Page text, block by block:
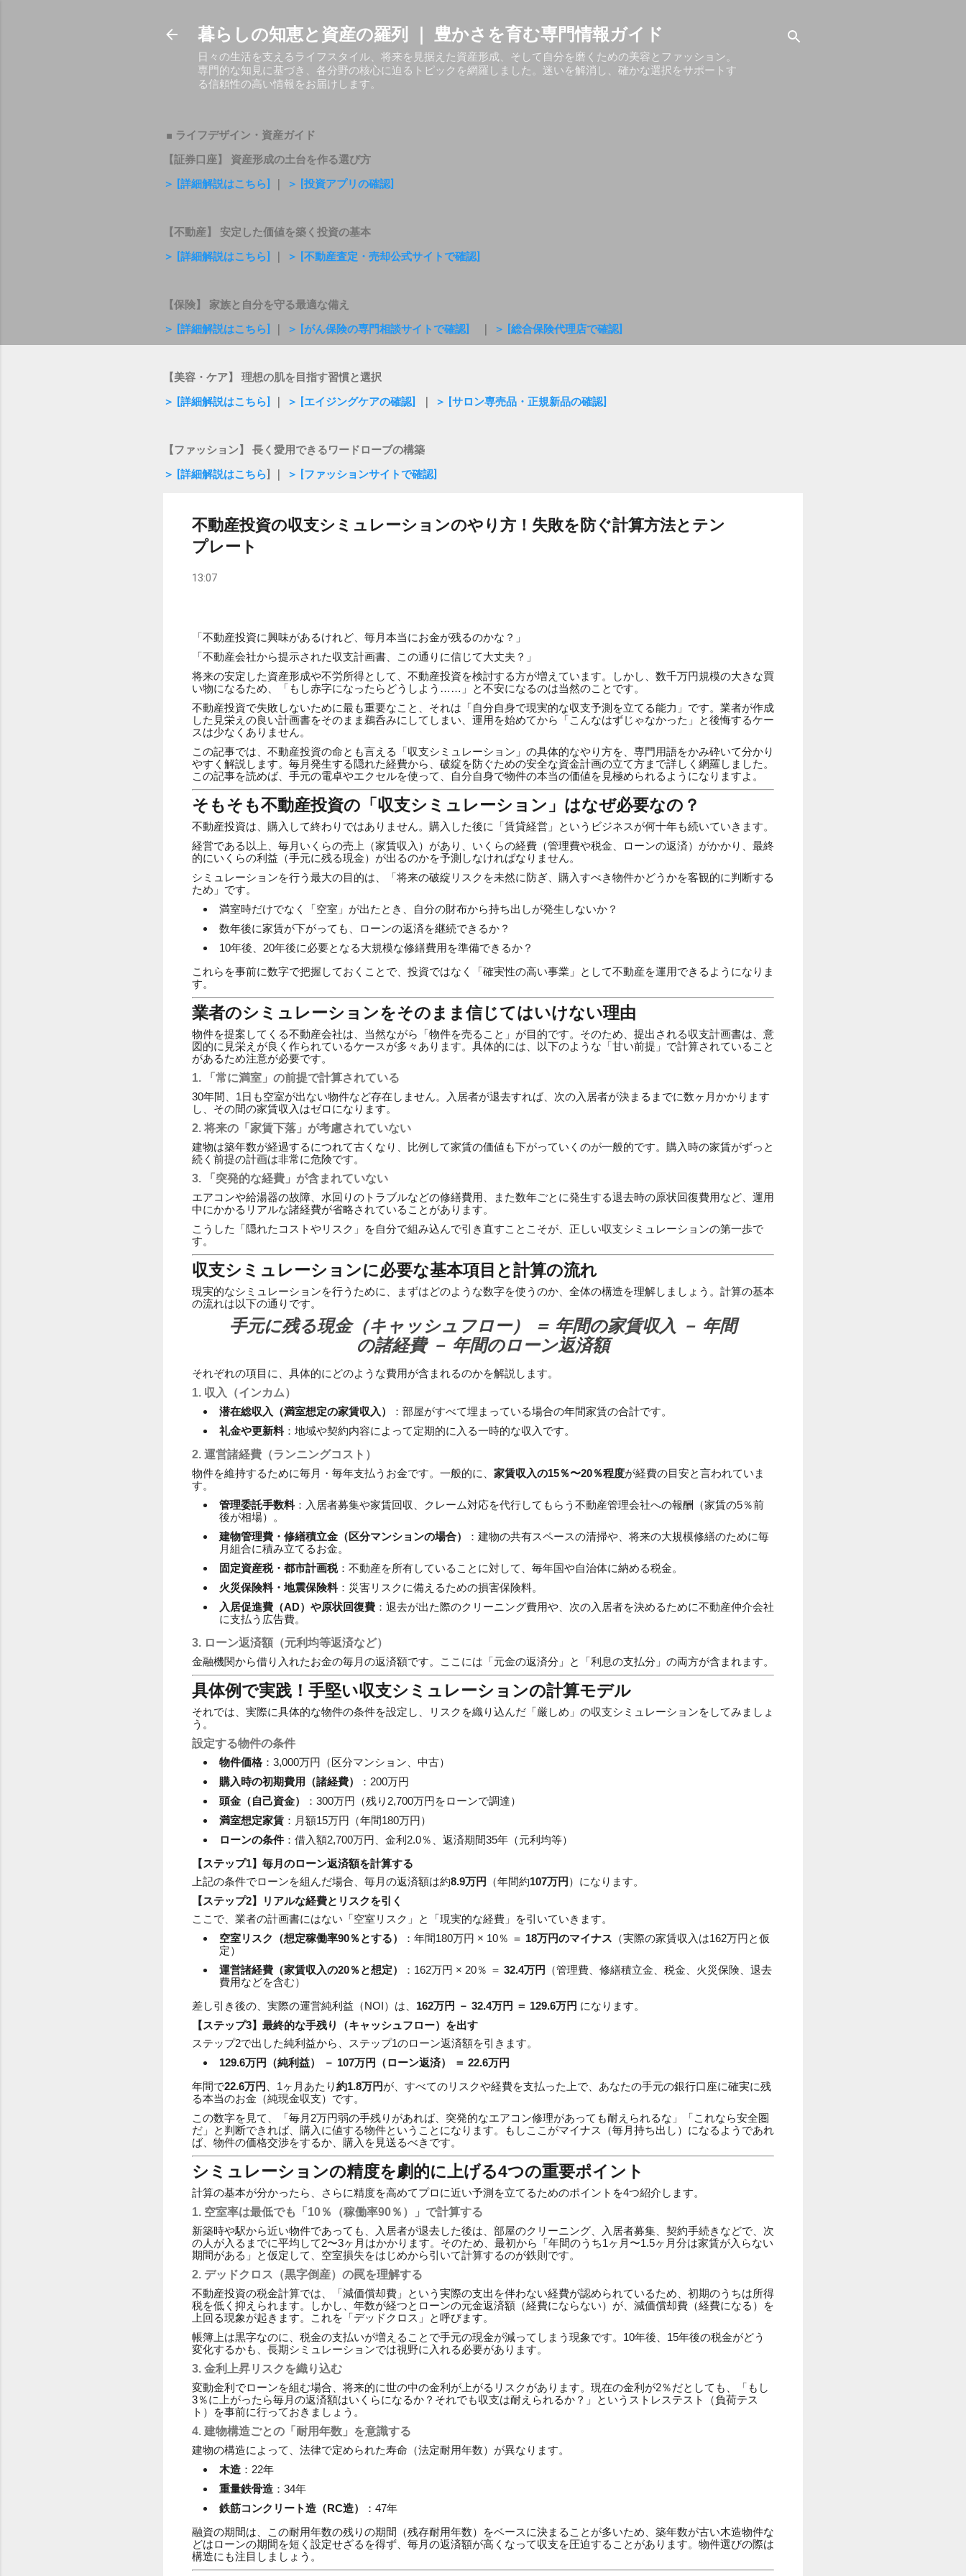
暮らしの知恵と資産の羅列 ｜ 豊かさを育む専門情報ガイド
日々の生活を支えるライフスタイル、将来を見据えた資産形成、そして自分を磨くための美容とファッション。
専門的な知見に基づき、各分野の核心に迫るトピックを網羅しました。迷いを解消し、確かな選択をサポートす
る信頼性の高い情報をお届けします。
■ ライフデザイン・資産ガイド
【証券口座】 資産形成の土台を作る選び方
＞ [詳細解説はこちら]
＞ [投資アプリの確認]
【不動産】 安定した価値を築く投資の基本
＞ [詳細解説はこちら]
＞ [不動産査定・売却公式サイトで確認]
【保険】 家族と自分を守る最適な備え
＞ [詳細解説はこちら]
＞ [がん保険の専門相談サイトで確認] ＞ [総合保険代理店で確認]
【美容・ケア】 理想の肌を目指す習慣と選択
＞ [詳細解説はこちら]
＞ [エイジングケアの確認] ＞ [サロン専売品・正規新品の確認]
【ファッション】 長く愛用できるワードローブの構築
＞ [詳細解説はこちら] ｜ ＞ [ファッションサイトで確認]
不動産投資の収支シミュレーションのやり方！失敗を防ぐ計算方法とテン
プレート
13:07
「不動産投資に興味があるけれど、毎月本当にお金が残るのかな？」
「不動産会社から提示された収支計画書、この通りに信じて大丈夫？」
将来の安定した資産形成や不労所得として、不動産投資を検討する方が増えています。しかし、数千万円規模の大きな買
い物になるため、「もし赤字になったらどうしよう……」と不安になるのは当然のことです。
不動産投資で失敗しないために最も重要なこと、それは「自分自身で現実的な収支予測を立てる能力」です。業者が作成
した見栄えの良い計画書をそのまま鵜呑みにしてしまい、運用を始めてから「こんなはずじゃなかった」と後悔するケー
スは少なくありません。
この記事では、不動産投資の命とも言える「収支シミュレーション」の具体的なやり方を、専門用語をかみ砕いて分かり
やすく解説します。毎月発生する隠れた経費から、破綻を防ぐための安全な資金計画の立て方まで詳しく網羅しました。
この記事を読めば、手元の電卓やエクセルを使って、自分自身で物件の本当の価値を見極められるようになりますよ。
そもそも不動産投資の「収支シミュレーション」はなぜ必要なの？
不動産投資は、購入して終わりではありません。購入した後に「賃貸経営」というビジネスが何十年も続いていきます。
経営である以上、毎月いくらの売上（家賃収入）があり、いくらの経費（管理費や税金、ローンの返済）がかかり、最終
的にいくらの利益（手元に残る現金）が出るのかを予測しなければなりません。
シミュレーションを行う最大の目的は、「将来の破綻リスクを未然に防ぎ、購入すべき物件かどうかを客観的に判断する
ため」です。
満室時だけでなく「空室」が出たとき、自分の財布から持ち出しが発生しないか？
数年後に家賃が下がっても、ローンの返済を継続できるか？
10年後、20年後に必要となる大規模な修繕費用を準備できるか？
これらを事前に数字で把握しておくことで、投資ではなく「確実性の高い事業」として不動産を運用できるようになりま
す。
業者のシミュレーションをそのまま信じてはいけない理由
物件を提案してくる不動産会社は、当然ながら「物件を売ること」が目的です。そのため、提出される収支計画書は、意
図的に見栄えが良く作られているケースが多々あります。具体的には、以下のような「甘い前提」で計算されていること
があるため注意が必要です。
1. 「常に満室」の前提で計算されている
30年間、1日も空室が出ない物件など存在しません。入居者が退去すれば、次の入居者が決まるまでに数ヶ月かかります
し、その間の家賃収入はゼロになります。
2. 将来の「家賃下落」が考慮されていない
建物は築年数が経過するにつれて古くなり、比例して家賃の価値も下がっていくのが一般的です。購入時の家賃がずっと
続く前提の計画は非常に危険です。
3. 「突発的な経費」が含まれていない
エアコンや給湯器の故障、水回りのトラブルなどの修繕費用、また数年ごとに発生する退去時の原状回復費用など、運用
中にかかるリアルな諸経費が省略されていることがあります。
こうした「隠れたコストやリスク」を自分で組み込んで引き直すことこそが、正しい収支シミュレーションの第一歩で
す。
収支シミュレーションに必要な基本項目と計算の流れ
現実的なシミュレーションを行うために、まずはどのような数字を使うのか、全体の構造を理解しましょう。計算の基本
の流れは以下の通りです。
手元に残る現金（キャッシュフロー） ＝ 年間の家賃収入 － 年間
の諸経費 － 年間のローン返済額
それぞれの項目に、具体的にどのような費用が含まれるのかを解説します。
1. 収入（インカム）
潜在総収入（満室想定の家賃収入）
：部屋がすべて埋まっている場合の年間家賃の合計です。
礼金や更新料：地域や契約内容によって定期的に入る一時的な収入です。
2. 運営諸経費（ランニングコスト）
物件を維持するために毎月・毎年支払うお金です。一般的に、 家賃収入の15％〜20％程度が経費の目安と言われていま
す。
管理委託手数料：入居者募集や家賃回収、クレーム対応を代行してもらう不動産管理会社への報酬（家賃の5％前
後が相場）。
建物管理費・修繕積立金（区分マンションの場合）
：建物の共有スペースの清掃や、将来の大規模修繕のために毎
月組合に積み立てるお金。
固定資産税・都市計画税：不動産を所有していることに対して、毎年国や自治体に納める税金。
火災保険料・地震保険料：災害リスクに備えるための損害保険料。
入居促進費（AD）や原状回復費 ：退去が出た際のクリーニング費用や、次の入居者を決めるために不動産仲介会社
に支払う広告費。
3. ローン返済額（元利均等返済など）
金融機関から借り入れたお金の毎月の返済額です。ここには「元金の返済分」と「利息の支払分」の両方が含まれます。
具体例で実践！手堅い収支シミュレーションの計算モデル
それでは、実際に具体的な物件の条件を設定し、リスクを織り込んだ「厳しめ」の収支シミュレーションをしてみましょ
う。
設定する物件の条件
物件価格：3,000万円（区分マンション、中古）
購入時の初期費用（諸経費）
：200万円
頭金（自己資金）
：300万円（残り2,700万円をローンで調達）
満室想定家賃 ：月額15万円（年間180万円）
ローンの条件：借入額2,700万円、金利2.0％、返済期間35年（元利均等）
【ステップ1】毎月のローン返済額を計算する
上記の条件でローンを組んだ場合、毎月の返済額は約8.9万円 （年間約107万円 ）になります。
【ステップ2】リアルな経費とリスクを引く
ここで、業者の計画書にはない「空室リスク」と「現実的な経費」を引いていきます。
空室リスク（想定稼働率90％とする）
：年間180万円 × 10％ ＝ 18万円のマイナス （実際の家賃収入は162万円と仮
定）
運営諸経費（家賃収入の20％と想定）
：162万円 × 20％ ＝ 32.4万円
（管理費、修繕積立金、税金、火災保険、退去
費用などを含む）
差し引き後の、実際の運営純利益（NOI）は、 162万円 － 32.4万円 ＝ 129.6万円 になります。
【ステップ3】最終的な手残り（キャッシュフロー）を出す
ステップ2で出した純利益から、ステップ1のローン返済額を引きます。
129.6万円（純利益） － 107万円（ローン返済） ＝ 22.6万円
年間で22.6万円 、1ヶ月あたり約1.8万円が、すべてのリスクや経費を支払った上で、あなたの手元の銀行口座に確実に残
る本当のお金（純現金収支）です。
この数字を見て、「毎月2万円弱の手残りがあれば、突発的なエアコン修理があっても耐えられるな」「これなら安全圏
だ」と判断できれば、購入に値する物件ということになります。もしここがマイナス（毎月持ち出し）になるようであれ
ば、物件の価格交渉をするか、購入を見送るべきです。
シミュレーションの精度を劇的に上げる4つの重要ポイント
計算の基本が分かったら、さらに精度を高めてプロに近い予測を立てるためのポイントを4つ紹介します。
1. 空室率は最低でも「10％（稼働率90％）」で計算する
新築時や駅から近い物件であっても、入居者が退去した後は、部屋のクリーニング、入居者募集、契約手続きなどで、次
の人が入るまでに平均して2〜3ヶ月はかかります。そのため、最初から「年間のうち1ヶ月〜1.5ヶ月分は家賃が入らない
期間がある」と仮定して、空室損失をはじめから引いて計算するのが鉄則です。
2. デッドクロス（黒字倒産）の罠を理解する
不動産投資の税金計算では、「減価償却費」という実際の支出を伴わない経費が認められているため、初期のうちは所得
税を低く抑えられます。しかし、年数が経つとローンの元金返済額（経費にならない）が、減価償却費（経費になる）を
上回る現象が起きます。これを「デッドクロス」と呼びます。
帳簿上は黒字なのに、税金の支払いが増えることで手元の現金が減ってしまう現象です。10年後、15年後の税金がどう
変化するかも、長期シミュレーションでは視野に入れる必要があります。
3. 金利上昇リスクを織り込む
変動金利でローンを組む場合、将来的に世の中の金利が上がるリスクがあります。現在の金利が2％だとしても、「もし
3％に上がったら毎月の返済額はいくらになるか？それでも収支は耐えられるか？」というストレステスト（負荷テス
ト）を事前に行っておきましょう。
4. 建物構造ごとの「耐用年数」を意識する
建物の構造によって、法律で定められた寿命（法定耐用年数）が異なります。
木造 ：22年
重量鉄骨造 ：34年
鉄筋コンクリート造（RC造）
：47年
融資の期間は、この耐用年数の残りの期間（残存耐用年数）をベースに決まることが多いため、築年数が古い木造物件な
どはローンの期間を短く設定せざるを得ず、毎月の返済額が高くなって収支を圧迫することがあります。物件選びの際は
構造にも注目しましょう。